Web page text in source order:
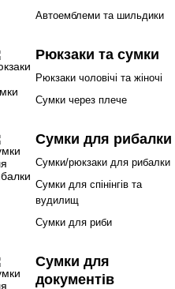
Автоемблеми та шильдики
Рюкзаки та сумки
Рюкзаки чоловічі та жіночі
Сумки через плече
Сумки для рибалки
Сумки/рюкзаки для рибалки
Сумки для спінінгів та
вудилищ
Сумки для риби
Сумки для
документів